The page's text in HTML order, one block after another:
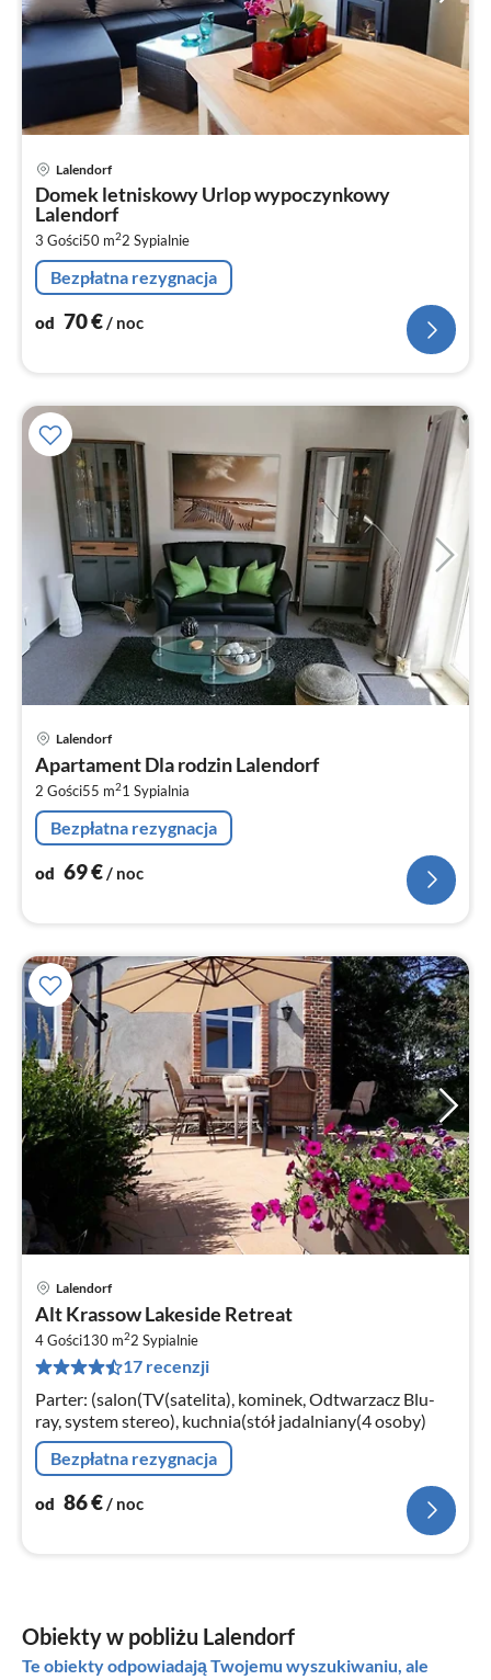
Lalendorf
Domek letniskowy Urlop wypoczynkowy
Lalendorf
3 Gości50 m22 Sypialnie
Bezpłatna rezygnacja
od 70€/ noc
Lalendorf
Apartament Dla rodzin Lalendorf
2 Gości55 m21 Sypialnia
Bezpłatna rezygnacja
od 69€/ noc
Lalendorf
Alt Krassow Lakeside Retreat
4 Gości130 m22 Sypialnie
17 recenzji
Parter: (salon(TV(satelita), kominek, Odtwarzacz Blu-
ray, system stereo), kuchnia(stół jadalniany(4 osoby)
Bezpłatna rezygnacja
od 86€/ noc
Obiekty w pobliżu Lalendorf
Te obiekty odpowiadają Twojemu wyszukiwaniu, ale